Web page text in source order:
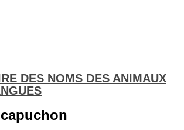
DES NOMS DES ANIMAUX